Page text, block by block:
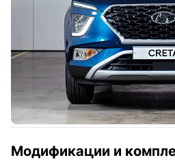
Модификации и